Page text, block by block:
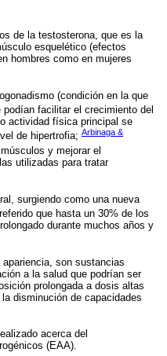
de la testosterona, que es la
esquelético (efectos
hombres como en mujeres
(condición en la que
facilitar el crecimiento del
actividad física principal se
de hipertrofia; Arbinaga &
y mejorar el
utilizadas para tratar
surgiendo como una nueva
que hasta un 30% de los
durante muchos años y
son sustancias
a la salud que podrían ser
prolongada a dosis altas
disminución de capacidades
acerca del
(EAA).